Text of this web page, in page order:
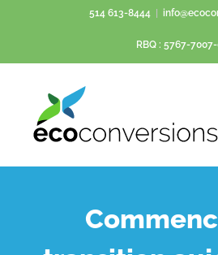
contenu
514 613-8444
RBQ : 5767-